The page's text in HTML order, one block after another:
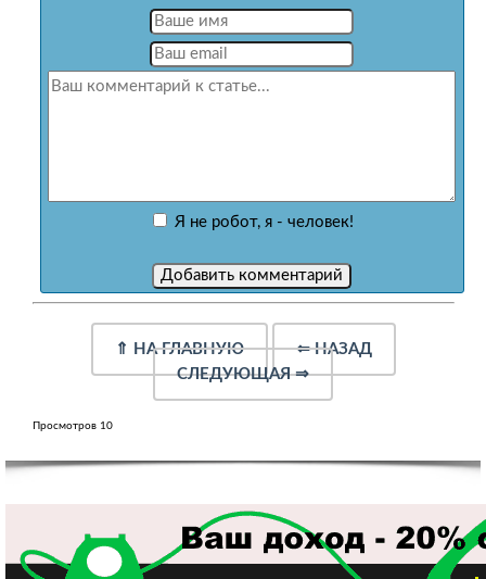
Я не робот, я - человек!
⇑ НА ГЛАВНУЮ ⇐НАЗАД
СЛЕДУЮЩАЯ⇒
Просмотров 10